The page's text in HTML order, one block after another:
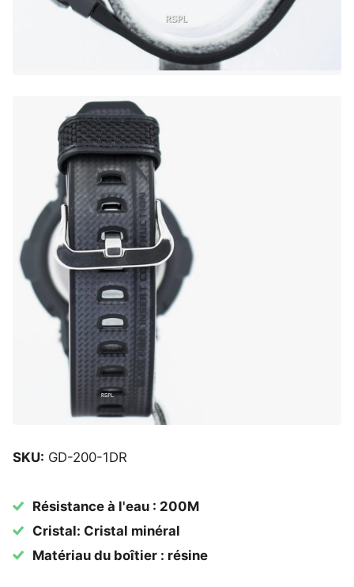
SKU: GD-200-1DR
Résistance à l'eau : 200M
Cristal: Cristal minéral
Matériau du boîtier : résine